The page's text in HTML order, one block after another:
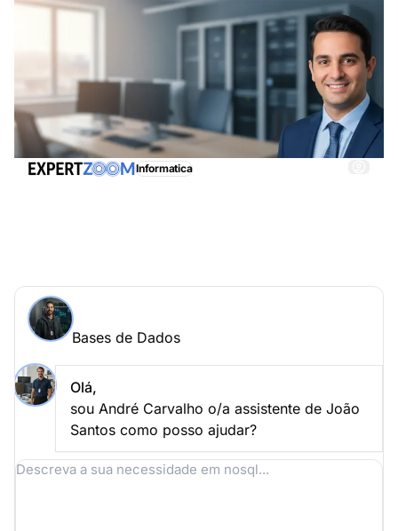
Informatica
Coloque a sua questão a João Santos
Bases de Dados
Olá,
sou André Carvalho o/a assistente de João
Santos como posso ajudar?